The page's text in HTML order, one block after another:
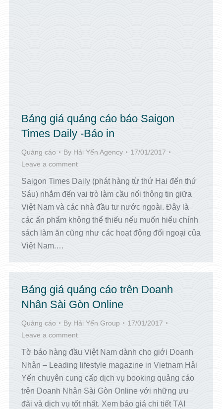
Bảng giá quảng cáo báo Saigon
Times Daily -Báo in
Quảng cáo By Hải Yến Agency
17/01/2017
Leave a comment
Saigon Times Daily (phát hàng từ thứ Hai đến thứ
Sáu) nhắm đến vai trò làm cầu nối thông tin giữa
Việt Nam và các nhà đầu tư nước ngoài. Đây là
các ấn phẩm không thể thiếu nếu muốn hiểu chính
sách làm ăn cũng như các hoạt động đối ngoại của
Việt Nam.…
Bảng giá quảng cáo trên Doanh
Nhân Sài Gòn Online
Quảng cáo By Hải Yến Group
17/01/2017
Leave a comment
Tờ báo hàng đầu Việt Nam dành cho giới Doanh
Nhân – Leading lifestyle magazine in Vietnam Hải
Yến chuyên cung cấp dịch vụ booking quảng cáo
trên Doanh Nhân Sài Gòn Online với những ưu
đãi và dịch vụ tốt nhất. Xem báo giá chi tiết TẠI